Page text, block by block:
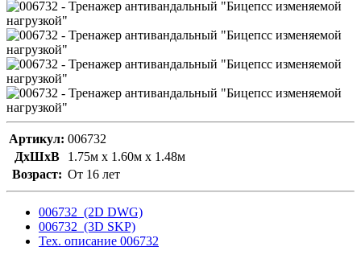
Артикул: 006732
ДxШxВ
1.75м x 1.60м x 1.48м
Возраст: От 16 лет
006732_(2D DWG)
006732_(3D SKP)
Тех. описание 006732